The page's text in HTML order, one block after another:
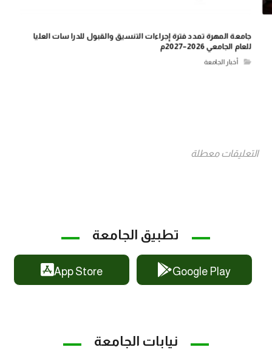
جامعة المهرة تمدد فترة إجراءات التنسيق والقبول للدراسات العليا
للعام الجامعي 2026–2027م
أخبار الجامعة
التعليقات معطلة
تطبيق الجامعة
Google Play
App Store
نيابات الجامعة